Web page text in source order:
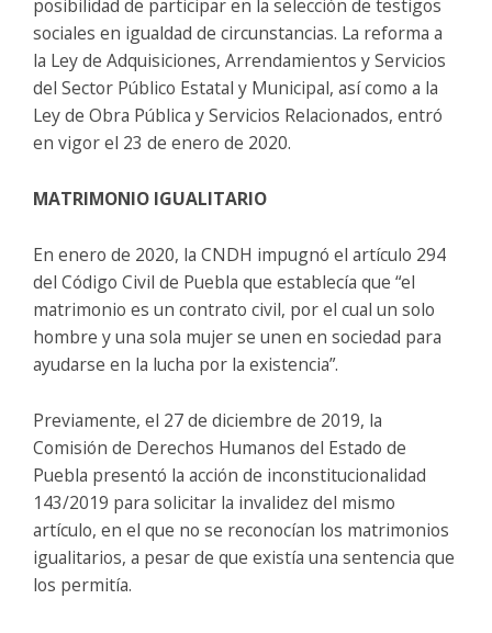
posibilidad de participar en la selección de testigos
sociales en igualdad de circunstancias. La reforma a
la Ley de Adquisiciones, Arrendamientos y Servicios
del Sector Público Estatal y Municipal, así como a la
Ley de Obra Pública y Servicios Relacionados, entró
en vigor el 23 de enero de 2020.
MATRIMONIO IGUALITARIO
En enero de 2020, la CNDH impugnó el artículo 294
del Código Civil de Puebla que establecía que “el
matrimonio es un contrato civil, por el cual un solo
hombre y una sola mujer se unen en sociedad para
ayudarse en la lucha por la existencia”.
Previamente, el 27 de diciembre de 2019, la
Comisión de Derechos Humanos del Estado de
Puebla presentó la acción de inconstitucionalidad
143/2019 para solicitar la invalidez del mismo
artículo, en el que no se reconocían los matrimonios
igualitarios, a pesar de que existía una sentencia que
los permitía.